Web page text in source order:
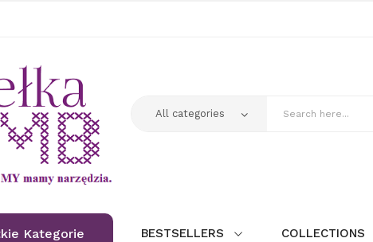
Kategorie BESTSELLERS COLLECTIONS